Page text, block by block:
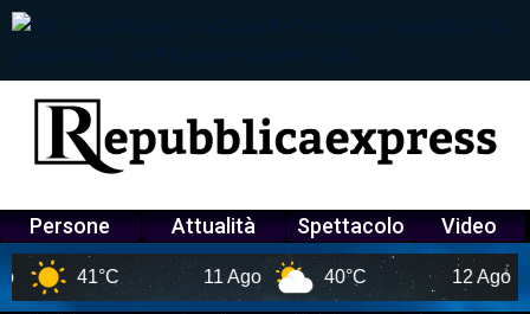
Persone Attualità Spettacolo Video
41°C 11 Ago 40°C 12 Ago